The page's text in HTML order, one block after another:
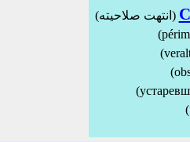
(انتهت صلاحيته)